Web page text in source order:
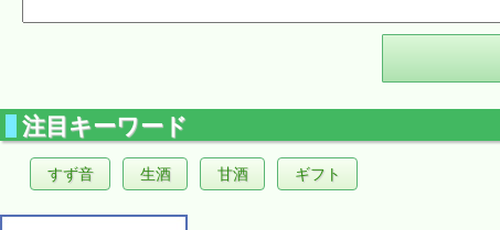
注目キーワード
すず音 生酒 甘酒 ギフト